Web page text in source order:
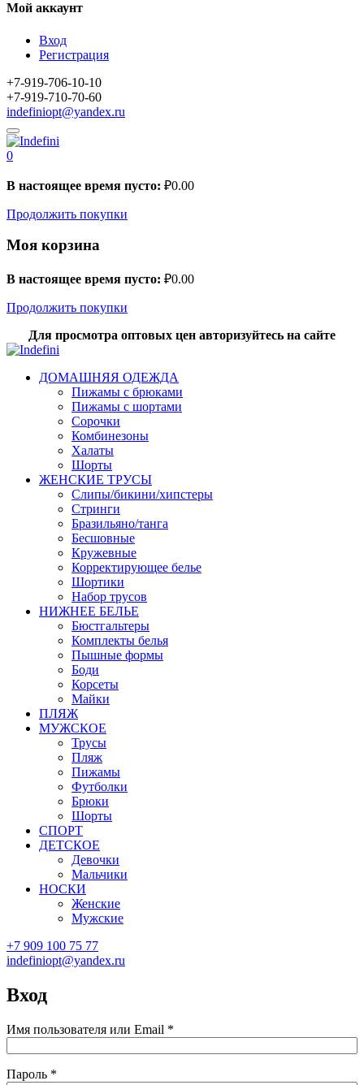
Мой аккаунт
Вход
Регистрация
+7-919-706-10-10
+7-919-710-70-60
indefiniopt@yandex.ru
0
В настоящее время пусто: ₽0.00
Продолжить покупки
Моя корзина
В настоящее время пусто: ₽0.00
Продолжить покупки
Для просмотра оптовых цен авторизуйтесь на сайте
ДОМАШНЯЯ ОДЕЖДА
Пижамы с брюками
Пижамы с шортами
Сорочки
Комбинезоны
Халаты
Шорты
ЖЕНСКИЕ ТРУСЫ
Слипы/бикини/хипстеры
Стринги
Бразильяно/танга
Бесшовные
Кружевные
Корректирующее белье
Шортики
Набор трусов
НИЖНЕЕ БЕЛЬЕ
Бюстгальтеры
Комплекты белья
Пышные формы
Боди
Корсеты
Майки
ПЛЯЖ
МУЖСКОЕ
Трусы
Пляж
Пижамы
Футболки
Брюки
Шорты
СПОРТ
ДЕТСКОЕ
Девочки
Мальчики
НОСКИ
Женские
Мужские
+7 909 100 75 77
indefiniopt@yandex.ru
Вход
Имя пользователя или Email *
Пароль *